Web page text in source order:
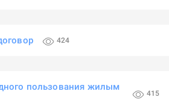
424
пользования жилым
415